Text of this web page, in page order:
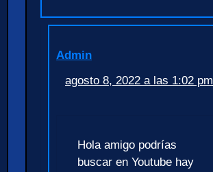
Admin
agosto 8, 2022 a las 1:02 pm
Hola amigo podrías
buscar en Youtube hay